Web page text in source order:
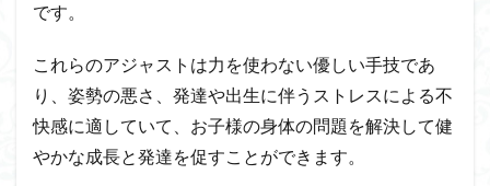
です。
これらのアジャストは力を使わない優しい手技であ
り、姿勢の悪さ、発達や出生に伴うストレスによる不
快感に適していて、お子様の身体の問題を解決して健
やかな成長と発達を促すことができます。